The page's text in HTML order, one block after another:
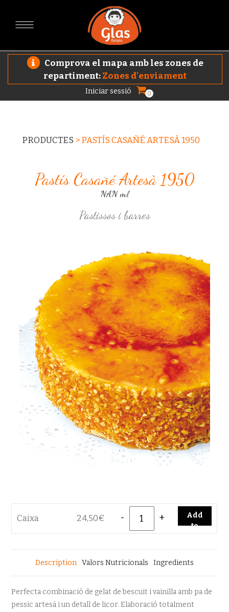
Comprova el mapa amb les zones de
repartiment:Zones d'enviament
Iniciar sessió 0
PRODUCTES > PASTÍS CASAÑÉ ARTESÀ 1950
Pastís Casañé Artesà 1950
NAN ml
Pastissos i barres
Caixa 24,50€
Quantity
Add
to
Description Valors Nutricionals Ingredients
Perfecta combinació de gelat de bescuit i vainilla amb pa de
pessic artesà i un detall de licor. Elaboració totalment